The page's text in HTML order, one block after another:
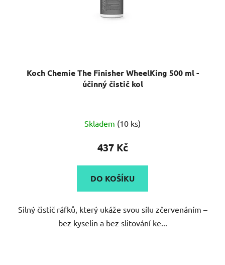
Koch Chemie The Finisher WheelKing 500 ml -
účinný čistič kol
Skladem (10 ks)
437 Kč
DO KOŠÍKU
Silný čistič ráfků, který ukáže svou sílu zčervenáním –
bez kyselin a bez slitování ke...